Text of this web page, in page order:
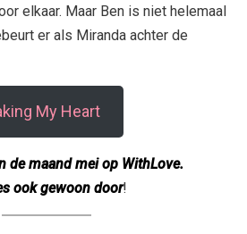
elkaar. Maar Ben is niet helemaal
er als Miranda achter de
My Heart
de maand mei op WithLove.
ook gewoon door!